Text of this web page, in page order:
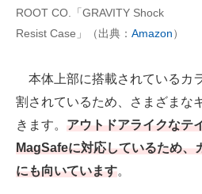
ROOT CO.「GRAVITY Shock
Resist Case」（出典： Amazon）
本体上部に搭載されているカ
割されているため、さまざまな
きます。 アウトドアライクなテ
MagSafeに対応しているため、
にも向いています。